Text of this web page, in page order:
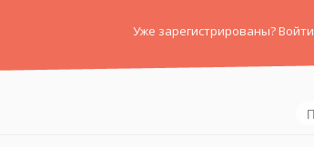
Уже зарегистрированы? Войти